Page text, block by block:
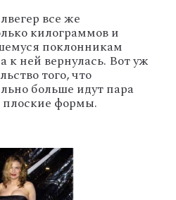
все же
килограммов и
поклонникам
к ней вернулась. Вот уж
того, что
больше идут пара
формы.